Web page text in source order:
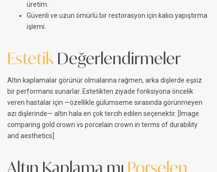
üretim.
Güvenli ve uzun ömürlü bir restorasyon için kalıcı yapıştırma
işlemi.
Estetik Değerlendirmeler
Altın kaplamalar görünür olmalarına rağmen, arka dişlerde eşsiz
bir performans sunarlar. Estetikten ziyade fonksiyona öncelik
veren hastalar için —özellikle gülümseme sırasında görünmeyen
azı dişlerinde— altın hala en çok tercih edilen seçenektir. [Image
comparing gold crown vs porcelain crown in terms of durability
and aesthetics]
Altın Kaplama mı Porselen